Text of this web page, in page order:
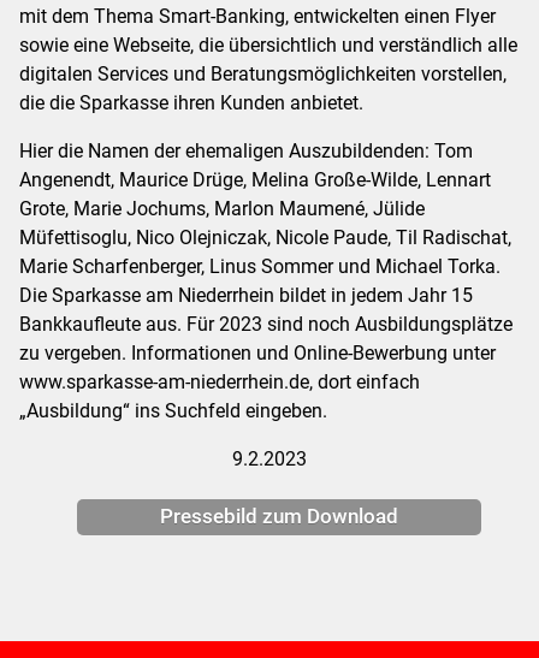
mit dem Thema Smart-Banking, entwickelten einen Flyer
sowie eine Webseite, die übersichtlich und verständlich alle
digitalen Services und Beratungsmöglichkeiten vorstellen,
die die Sparkasse ihren Kunden anbietet.
Hier die Namen der ehemaligen Auszubildenden: Tom
Angenendt, Maurice Drüge, Melina Große-Wilde, Lennart
Grote, Marie Jochums, Marlon Maumené, Jülide
Müfettisoglu, Nico Olejniczak, Nicole Paude, Til Radischat,
Marie Scharfenberger, Linus Sommer und Michael Torka.
Die Sparkasse am Niederrhein bildet in jedem Jahr 15
Bankkaufleute aus. Für 2023 sind noch Ausbildungsplätze
zu vergeben. Informationen und Online-Bewerbung unter
www.sparkasse-am-niederrhein.de, dort einfach
„Ausbildung“ ins Suchfeld eingeben.
9.2.2023
Pressebild zum Download